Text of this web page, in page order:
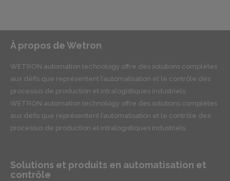
À propos de Wetron
WETRON automation technology offre des solutions complètes
aux défis que représentent l’automatisation et le contrôle des
processus de production et intralogistiques industriels.
WETRON automation technology offre des solutions complètes
aux défis que représentent l’automatisation et le contrôle des
processus de production et intralogistiques industriels.
Solutions et produits en automatisation et
contrôle